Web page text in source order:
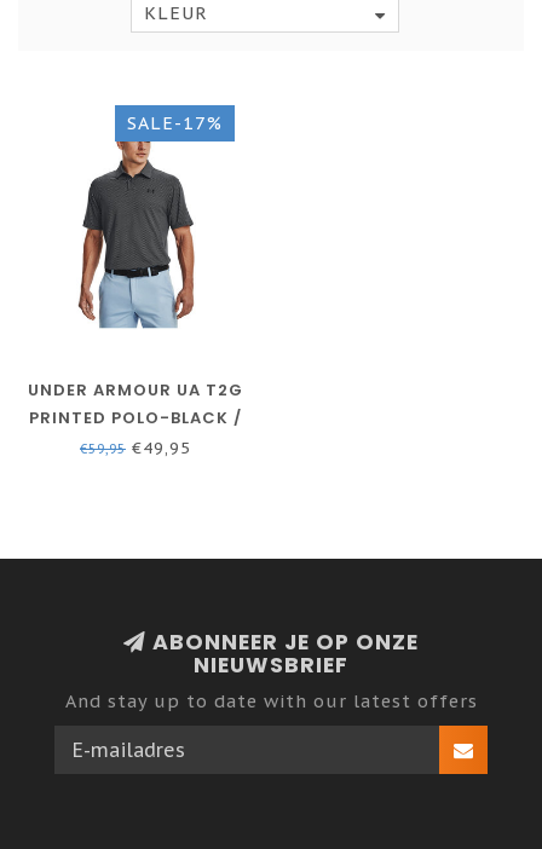
KLEUR
SALE-17%
UNDER ARMOUR UA T2G
PRINTED POLO-BLACK /
WHITE / BLACK
€59,95 €49,95
ABONNEER JE OP ONZE
NIEUWSBRIEF
And stay up to date with our latest offers